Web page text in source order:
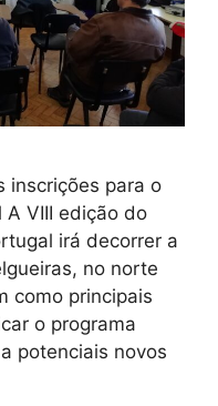
inscrições para o
A VIII edição do
irá decorrer a
no norte
como principais
o programa
potenciais novos